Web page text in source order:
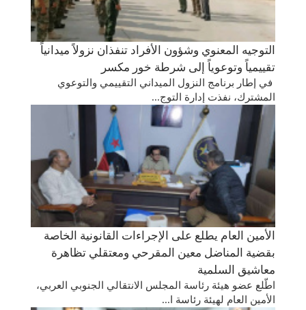
التوجيه المعنوي وشؤون الأفراد تنفذان نزولاً ميدانياً
تقييمياً وتوعوياً إلى شرطة خور مكسر
في إطار برنامج النزول الميداني التقييمي والتوعوي
المشترك، نفذت إدارة التوج...
الأمين العام يطلع على الإجراءات القانونية الخاصة
بقضية المناضل معين المقرحي ومعتقلي تظاهرة
معاشيق السلمية
اطّلع عضو هيئة رئاسة المجلس الانتقالي الجنوبي العربي،
الأمين العام لهيئة رئاسة ا...